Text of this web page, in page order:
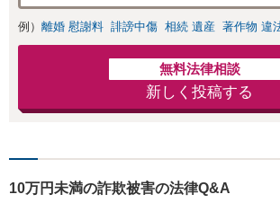
例） 離婚 慰謝料 誹謗中傷 相続 遺産 著作物 違
無料法律相談
新しく投稿する
10万円未満の詐欺被害の法律Q&A